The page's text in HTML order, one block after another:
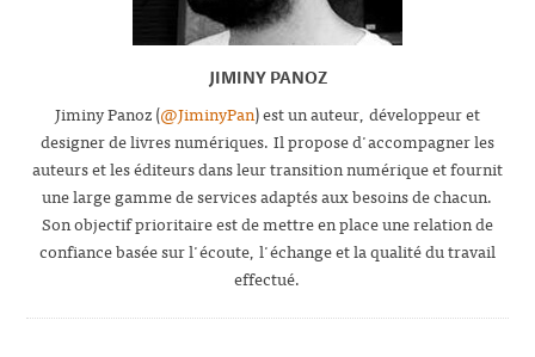
JIMINY PANOZ
Jiminy Panoz (@JiminyPan) est un auteur, développeur et
designer de livres numériques. Il propose d'accompagner les
auteurs et les éditeurs dans leur transition numérique et fournit
une large gamme de services adaptés aux besoins de chacun.
Son objectif prioritaire est de mettre en place une relation de
confiance basée sur l'écoute, l'échange et la qualité du travail
effectué.